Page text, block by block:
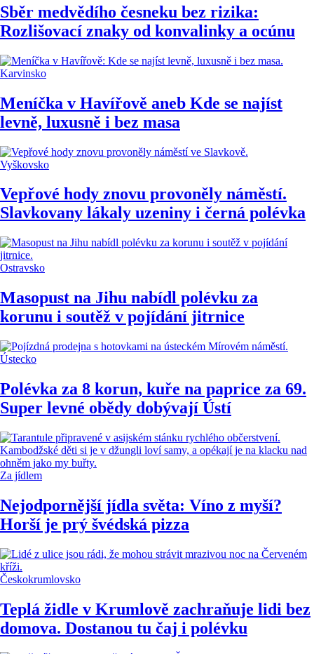
Sběr medvědího česneku bez rizika:
Rozlišovací znaky od konvalinky a ocúnu
Karvinsko
Meníčka v Havířově aneb Kde se najíst
levně, luxusně i bez masa
Vyškovsko
Vepřové hody znovu provoněly náměstí.
Slavkovany lákaly uzeniny i černá polévka
Ostravsko
Masopust na Jihu nabídl polévku za
korunu i soutěž v pojídání jitrnice
Ústecko
Polévka za 8 korun, kuře na paprice za 69.
Super levné obědy dobývají Ústí
Za jídlem
Nejodpornější jídla světa: Víno z myší?
Horší je prý švédská pizza
Českokrumlovsko
Teplá židle v Krumlově zachraňuje lidi bez
domova. Dostanou tu čaj i polévku